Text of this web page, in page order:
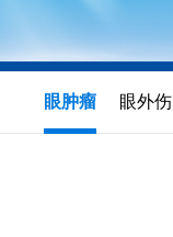
眼肿瘤 眼外伤